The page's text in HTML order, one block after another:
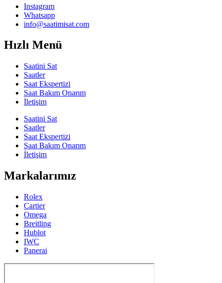
Instagram
Whatsapp
info@saatimisat.com
Hızlı Menü
Saatini Sat
Saatler
Saat Ekspertizi
Saat Bakım Onarım
İletişim
Saatini Sat
Saatler
Saat Ekspertizi
Saat Bakım Onarım
İletişim
Markalarımız
Rolex
Cartier
Omega
Breitling
Hublot
IWC
Panerai